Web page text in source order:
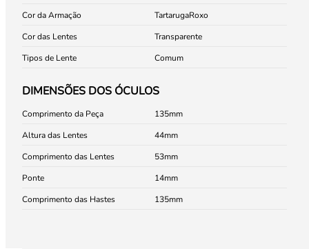
Cor da Armação
TartarugaRoxo
Cor das Lentes
Transparente
Tipos de Lente
Comum
DIMENSÕES DOS ÓCULOS
Comprimento da Peça
135
Altura das Lentes
44
Comprimento das Lentes
53
Ponte
14
Comprimento das Hastes
135